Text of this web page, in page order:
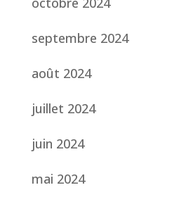
septembre 2024
août 2024
juillet 2024
juin 2024
mai 2024